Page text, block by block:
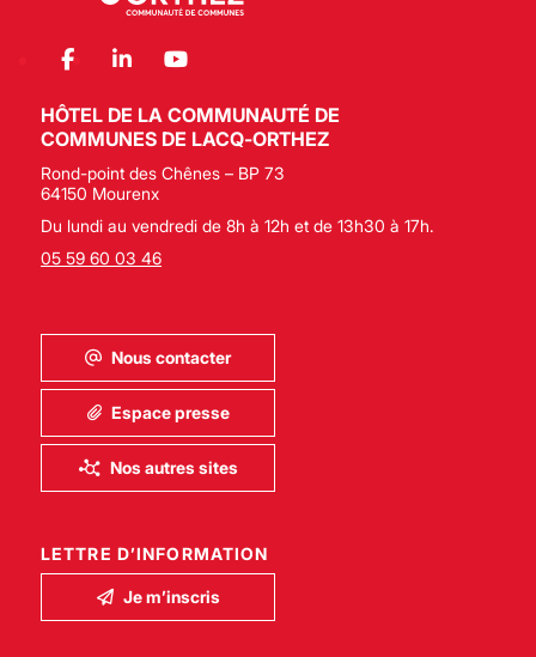
HÔTEL DE LA COMMUNAUTÉ DE
COMMUNES DE LACQ-ORTHEZ
Rond-point des Chênes – BP 73
64150 Mourenx
Du lundi au vendredi de 8h à 12h et de 13h30 à 17h.
05 59 60 03 46
Nous contacter
Espace presse
Nos autres sites
LETTRE D’INFORMATION
Je m’inscris